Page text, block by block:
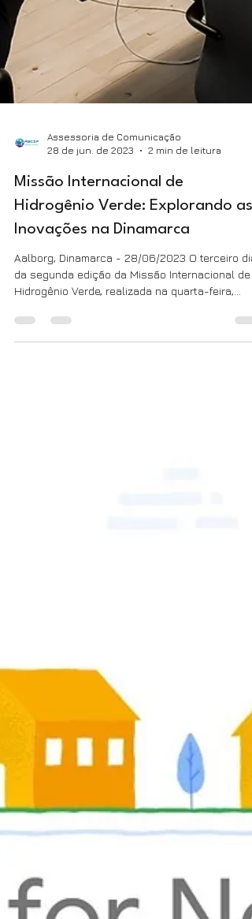
28 de jun. de 2023
2 min de leitura
Missão Internacional de
Hidrogênio Verde: Explorando as
Inovações na Dinamarca
Aalborg, Dinamarca - 28/06/2023 O terceiro dia
da segunda edição da Missão Internacional de
Hidrogênio Verde, realizada na quarta-feira,...